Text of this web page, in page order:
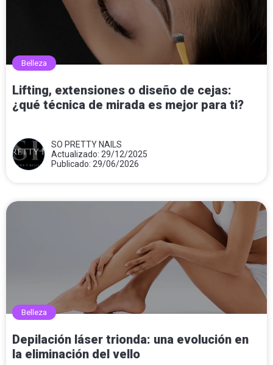
Belleza
Lifting, extensiones o diseño de cejas:
¿qué técnica de mirada es mejor para ti?
SO PRETTY NAILS
Actualizado: 29/12/2025
Publicado: 29/06/2026
Belleza
Depilación láser trionda: una evolución en
la eliminación del vello